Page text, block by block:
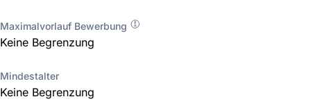
Maximalvorlauf Bewerbung
Keine Begrenzung
Mindestalter
Keine Begrenzung